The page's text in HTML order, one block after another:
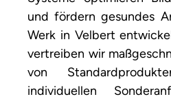
und fördern gesundes
Werk in Velbert
vertreiben wir
von
individuellen